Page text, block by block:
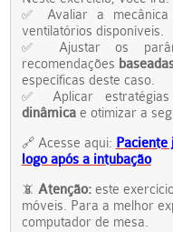
✅
Avaliar a
ventilatórios disponíveis.
✅
Ajustar os
recomendações
específicas deste caso.
✅ Aplicar
dinâmicae otimizar a
🔗Acesse aqui: Paciente
logo após a intubação
📵 Atenção:este
móveis. Para a melhor
computador de mesa.